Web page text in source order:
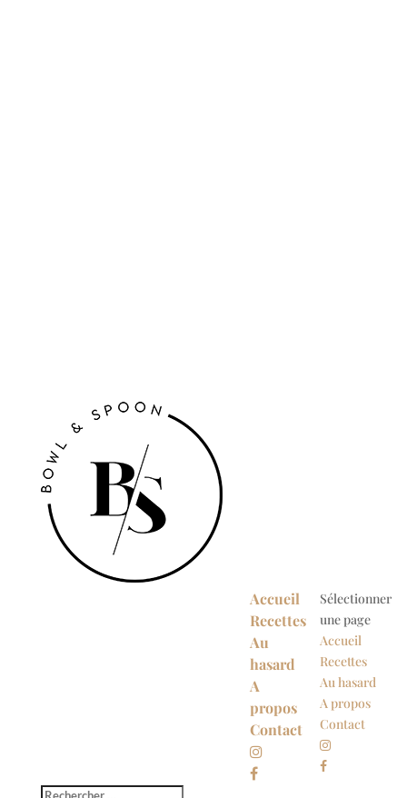
Accueil
Recettes
Au
hasard
A
propos
Contact
Sélectionner
une page
Accueil
Recettes
Au hasard
A propos
Contact